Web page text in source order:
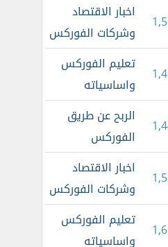
اخبار الاقتصاد
وشركات الفوركس
تعليم الفوركس
واساسياته
الربح عن طريق
الفوركس
اخبار الاقتصاد
وشركات الفوركس
تعليم الفوركس
واساسياته